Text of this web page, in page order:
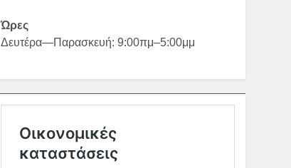
Ώρες
Δευτέρα—Παρασκευή: 9:00πμ–5:00μμ